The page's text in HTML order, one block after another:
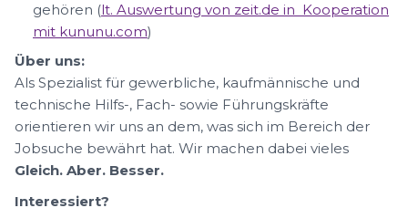
gehören (lt. Auswertung von zeit.de in Kooperation
mit kununu.com)
Über uns:
Als Spezialist für gewerbliche, kaufmännische und
technische Hilfs-, Fach- sowie Führungskräfte
orientieren wir uns an dem, was sich im Bereich der
Jobsuche bewährt hat. Wir machen dabei vieles
Gleich. Aber. Besser.
Interessiert?